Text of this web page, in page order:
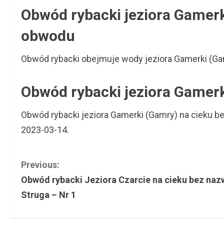
Obwód rybacki jeziora
obwodu
Obwód rybacki obejmuje wody jeziora Gamerki
Obwód rybacki jeziora
Obwód rybacki jeziora Gamerki (Gamry) na cieku
2023-03-14.
C
o
Previous:
Obwód rybacki Jeziora Czarcie na cieku bez
Struga – Nr 1